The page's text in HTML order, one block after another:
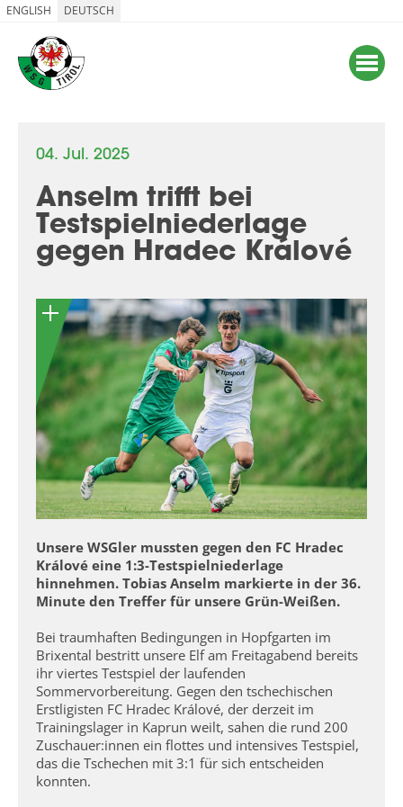
ENGLISH DEUTSCH
04. Jul. 2025
Anselm trifft bei
Testspielniederlage
gegen Hradec Králové
Unsere WSGler mussten gegen den FC Hradec
Králové eine 1:3-Testspielniederlage
hinnehmen. Tobias Anselm markierte in der 36.
Minute den Treffer für unsere Grün-Weißen.
Bei traumhaften Bedingungen in Hopfgarten im
Brixental bestritt unsere Elf am Freitagabend bereits
ihr viertes Testspiel der laufenden
Sommervorbereitung. Gegen den tschechischen
Erstligisten FC Hradec Králové, der derzeit im
Trainingslager in Kaprun weilt, sahen die rund 200
Zuschauer:innen ein flottes und intensives Testspiel,
das die Tschechen mit 3:1 für sich entscheiden
konnten.